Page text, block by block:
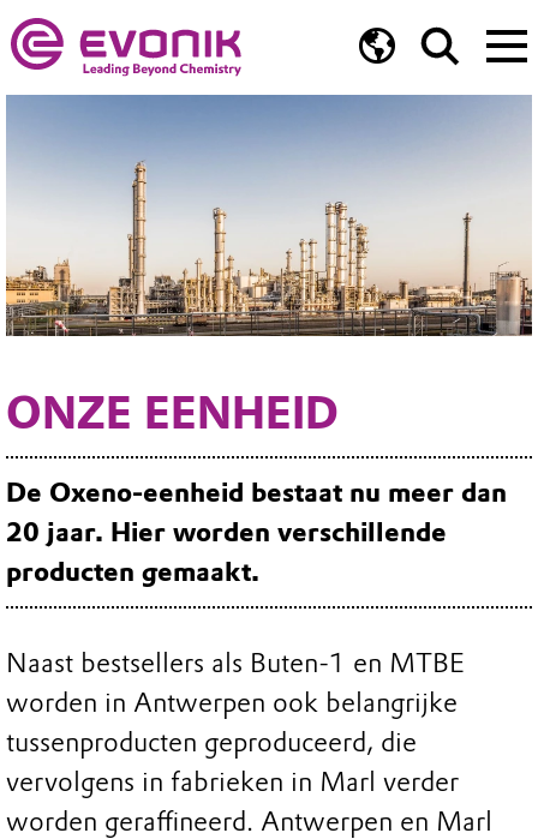
ONZE EENHEID
De Oxeno-eenheid bestaat nu meer dan
20 jaar. Hier worden verschillende
producten gemaakt.
Naast bestsellers als Buten-1 en MTBE
worden in Antwerpen ook belangrijke
tussenproducten geproduceerd, die
vervolgens in fabrieken in Marl verder
worden geraffineerd. Antwerpen en Marl